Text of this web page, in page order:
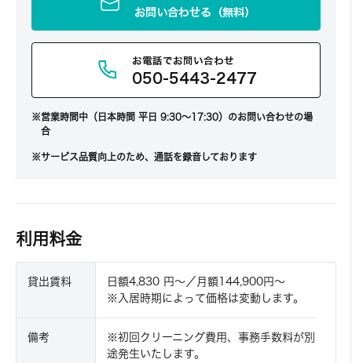
お問い合わせる（無料）
お電話でお問い合わせ
050-5443-2477
営業時間中（日本時間 平日 9:30～17:30）のお問い合わせの場
合
サービス品質向上のため、通話を録音しております
利用料金
貸出賃料
日額4,830 円〜／月額144,900円〜
※入居時期によって価格は変動します。
備考
※初回クリーニング費用、事務手数料が別
途発生いたします。